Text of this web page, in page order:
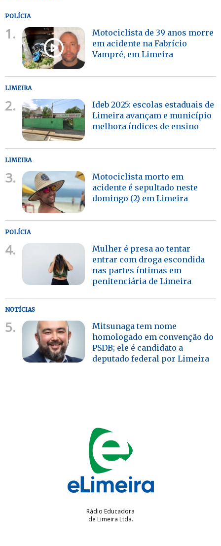
POLÍCIA
1.
Motociclista de 39 anos morre
em acidente na Fabrício
Vampré, em Limeira
LIMEIRA
2.
Ideb 2025: escolas estaduais de
Limeira avançam e município
melhora índices de ensino
LIMEIRA
3.
Motociclista morto em
acidente é sepultado neste
domingo (2) em Limeira
POLÍCIA
4.
Mulher é presa ao tentar
entrar com droga escondida
nas partes íntimas em
penitenciária de Limeira
NOTÍCIAS
5.
Mitsunaga tem nome
homologado em convenção do
PSDB; ele é candidato a
deputado federal por Limeira
Rádio Educadora
de Limeira Ltda.